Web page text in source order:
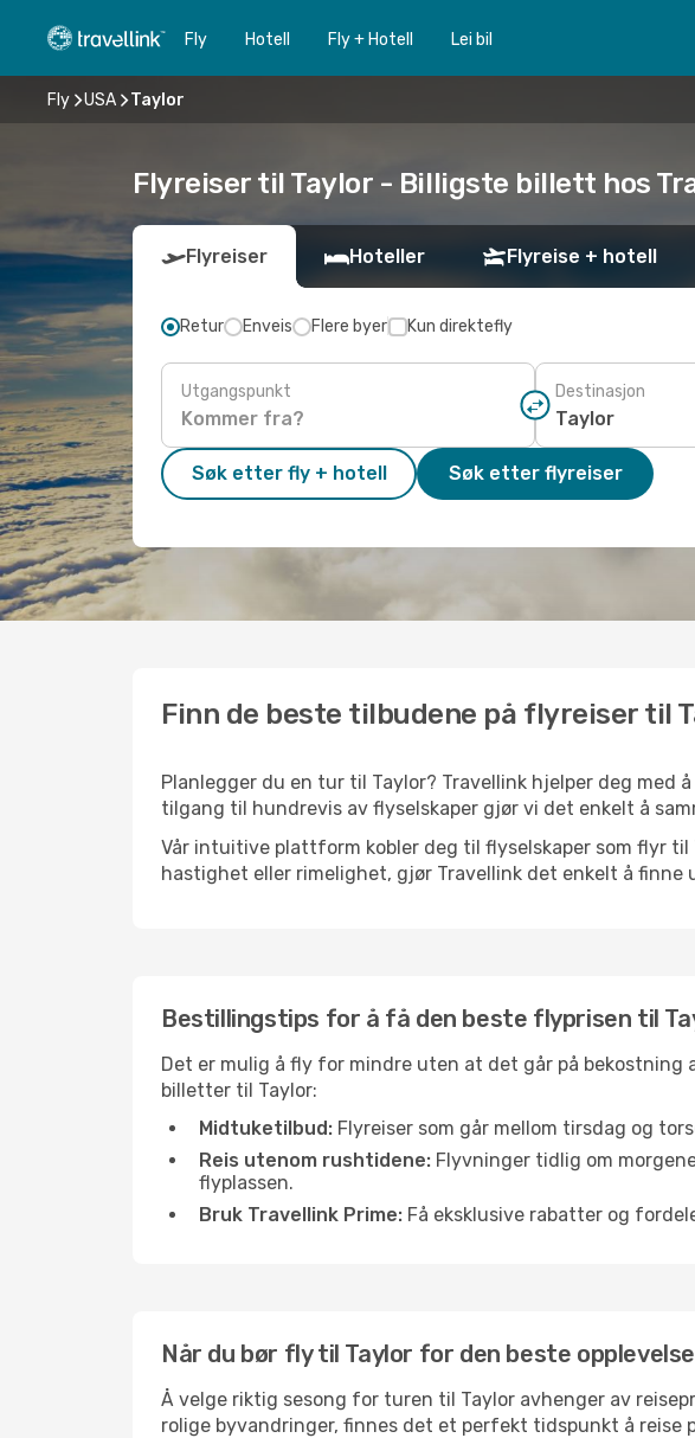
Fly Hotell Fly + Hotell Lei bil
Fly USA Taylor
Flyreiser til Taylor - Billigste billett hos
Flyreiser Hoteller Flyreise + hotell
Retur Enveis Flere byer Kun direktefly
Utgangspunkt Destinasjon
Søk etter fly + hotell Søk etter flyreiser
Finn de beste tilbudene på flyreiser til
Planlegger du en tur til Taylor? Travellink hjelper deg
tilgang til hundrevis av flyselskaper gjør vi det enkelt å
Vår intuitive plattform kobler deg til flyselskaper som flyr
hastighet eller rimelighet, gjør Travellink det enkelt å
Bestillingstips for å få den beste flyprisen til
Det er mulig å fly for mindre uten at det går på bekostning
billetter til Taylor:
Midtuketilbud: Flyreiser som går mellom tirsdag og
Reis utenom rushtidene: Flyvninger tidlig om
flyplassen.
Bruk Travellink Prime: Få eksklusive rabatter og
Når du bør fly til Taylor for den beste
Å velge riktig sesong for turen til Taylor avhenger av
rolige byvandringer, finnes det et perfekt tidspunkt å reise